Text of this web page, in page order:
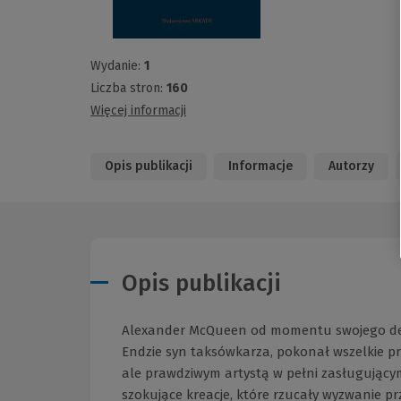
Wydanie: 1
Liczba stron: 160
Więcej informacji
Opis publikacji Informacje Autorzy
Opis publikacji
Alexander McQueen od momentu swojego
Endzie syn taksówkarza, pokonał wszelkie
ale prawdziwym artystą w pełni
szokujące kreacje, które rzucały wyzwanie